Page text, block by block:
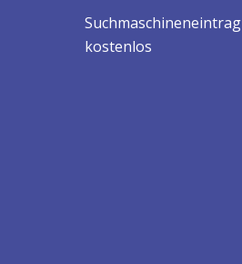
Suchmaschineneintrag
kostenlos